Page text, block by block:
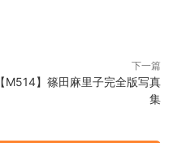
下一篇
【M514】篠田麻里子完全版写真
集